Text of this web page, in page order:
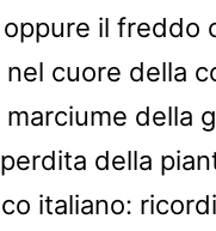
il freddo
cuore della
della
della
italiano: